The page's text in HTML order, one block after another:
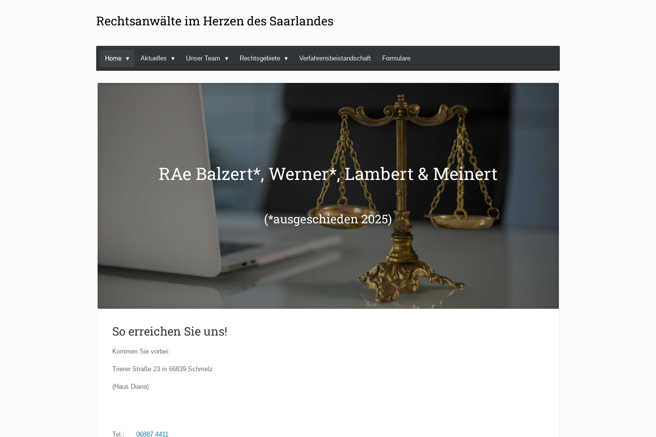
Zum
Hauptinhalt
springen
Rechtsanwälte im Herzen des Saarlandes
Home Aktuelles Unser Team Rechtsgebiete Verfahrensbeistandschaft Formulare
RAe Balzert*, Werner*, Lambert & Meinert
(*ausgeschieden 2025)
So erreichen Sie uns!
Kommen Sie vorbei:
Trierer Straße 23 in 66839 Schmelz
(Haus Diana)
Tel.: 06887 4411